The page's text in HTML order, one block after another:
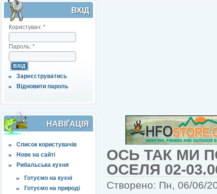
ВХІД
Користувач: *
Пароль: *
Зареєструватись
Відновити пароль
НАВІҐАЦІЯ
Список користувачів
Нове на сайті
Рибальська кухня
Готуємо на кухні
Готуємо на природі
ОСЬ ТАК МИ
ОСЕЛЯ 02-
Створено: Пн, 06/06/